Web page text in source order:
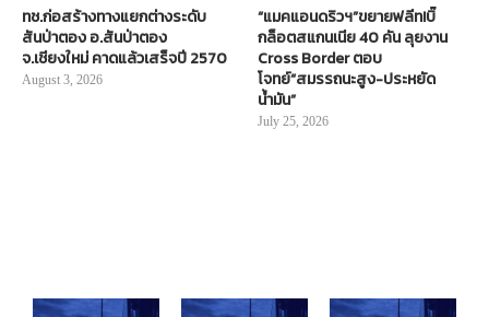
ทช.ก่อสร้างทางแยกต่างระดับ
สันป่าตอง อ.สันป่าตอง
จ.เชียงใหม่ คาดแล้วเสร็จปี 2570
August 3, 2026
“แมคแอนดริวฯ”ขยายฟลีท!บิ๊
กล็อตสแกนเนีย 40 คัน ลุยงาน
Cross Border ตอบ
โจทย์“สมรรถนะสูง-ประหยัด
น้ำมัน”
July 25, 2026